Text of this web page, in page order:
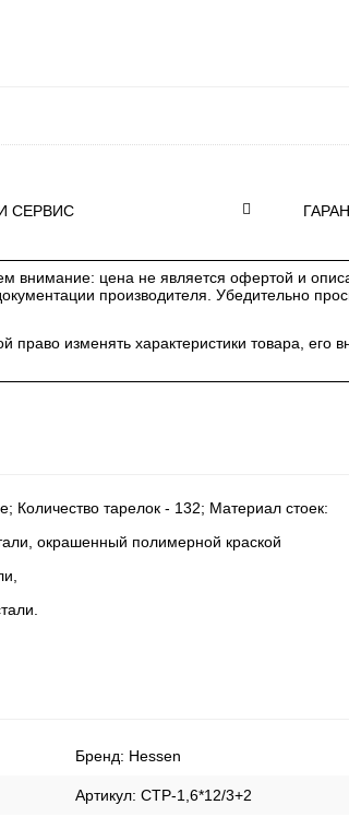
СЕРВИС
внимание: цена не является офертой и
производителя. Убедительно
право изменять характеристики товара,
Количество тарелок - 132; Материал стоек:
окрашенный полимерной краской
Бренд: Hessen
Артикул: СТР-1,6*12/3+2